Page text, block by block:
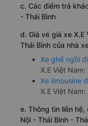
c. Các điểm trả
- Thái Bình
d. Giá vé giá xe X.E
Thái Bình của nhà
Xe ghế ngồi
X.E Việt
Xe limousine
X.E Việt
e. Thông tin liên hệ,
Nội - Thái Bình -